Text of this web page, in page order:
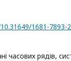
1681-7893-
часових рядів,